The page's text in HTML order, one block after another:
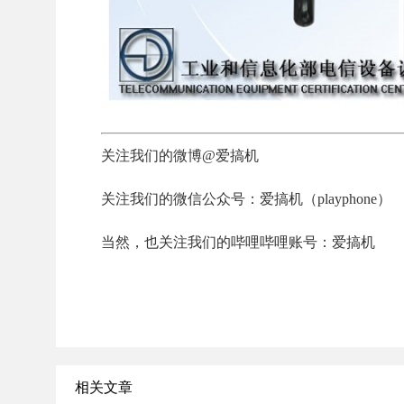
关注我们的微博@爱搞机
关注我们的微信公众号：爱搞机（playphone）
当然，也关注我们的哔哩哔哩账号：爱搞机
相关文章